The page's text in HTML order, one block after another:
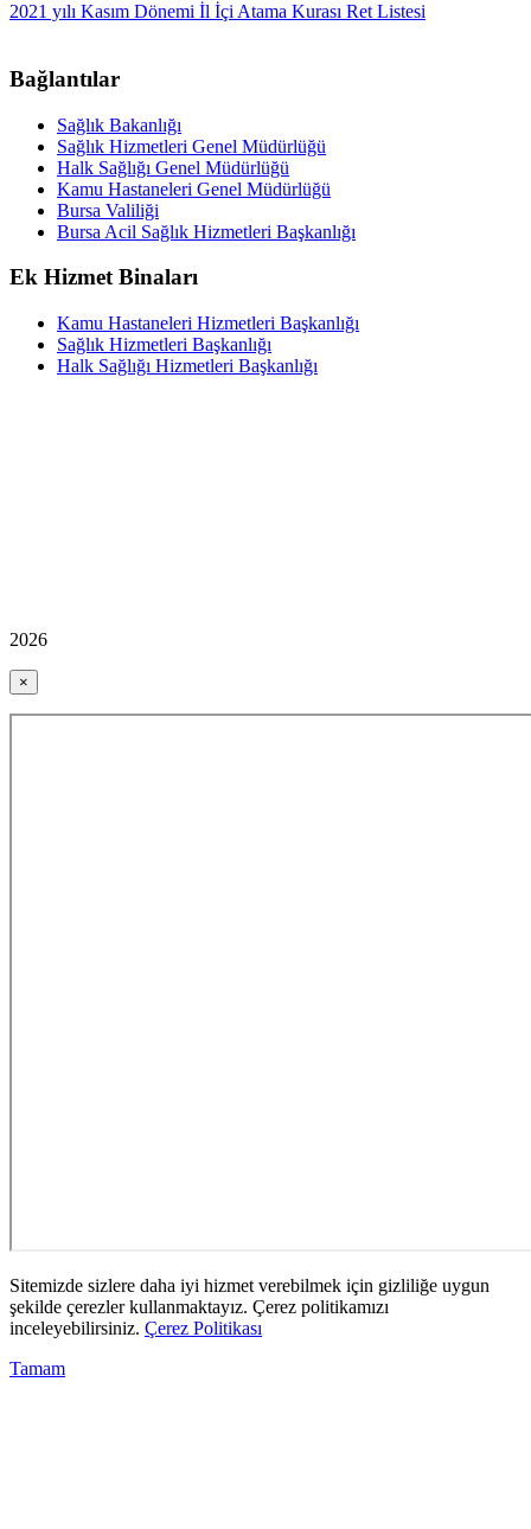
2021 yılı Kasım Dönemi İl İçi Atama Kurası Ret Listesi
Bağlantılar
Sağlık Bakanlığı
Sağlık Hizmetleri Genel Müdürlüğü
Halk Sağlığı Genel Müdürlüğü
Kamu Hastaneleri Genel Müdürlüğü
Bursa Valiliği
Bursa Acil Sağlık Hizmetleri Başkanlığı
Ek Hizmet Binaları
Kamu Hastaneleri Hizmetleri Başkanlığı
Sağlık Hizmetleri Başkanlığı
Halk Sağlığı Hizmetleri Başkanlığı
2026
×
Sitemizde sizlere daha iyi hizmet verebilmek için gizliliğe uygun
şekilde çerezler kullanmaktayız. Çerez politikamızı
inceleyebilirsiniz. Çerez Politikası
Tamam